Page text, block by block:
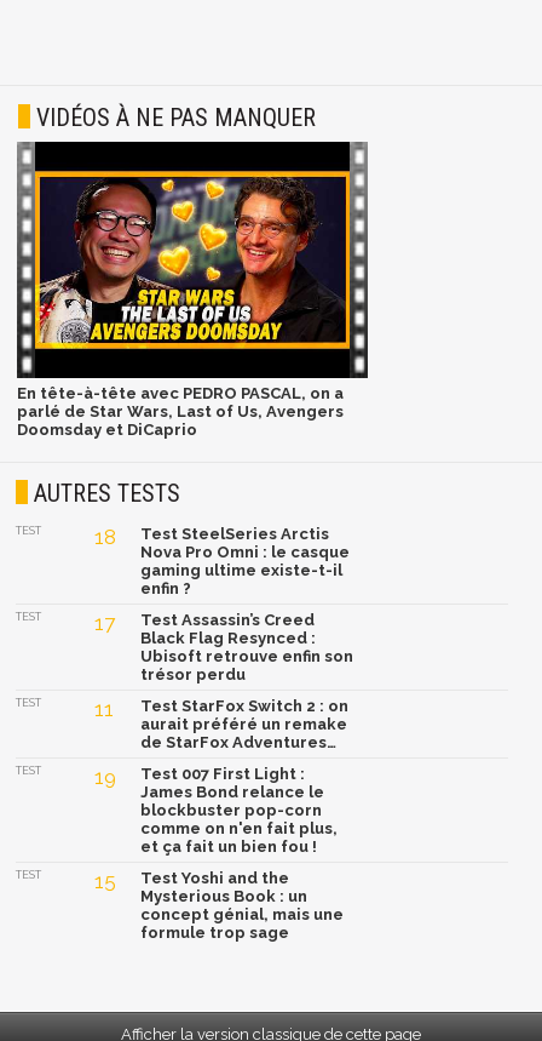
VIDÉOS À NE PAS MANQUER
En tête-à-tête avec PEDRO PASCAL, on a
parlé de Star Wars, Last of Us, Avengers
Doomsday et DiCaprio
AUTRES TESTS
TEST 18
Test SteelSeries Arctis
Nova Pro Omni : le casque
gaming ultime existe-t-il
enfin ?
TEST 17
Test Assassin’s Creed
Black Flag Resynced :
Ubisoft retrouve enfin son
trésor perdu
TEST 11
Test StarFox Switch 2 : on
aurait préféré un remake
de StarFox Adventures…
TEST 19
Test 007 First Light :
James Bond relance le
blockbuster pop-corn
comme on n'en fait plus,
et ça fait un bien fou !
TEST 15
Test Yoshi and the
Mysterious Book : un
concept génial, mais une
formule trop sage
Afficher la version classique de cette page